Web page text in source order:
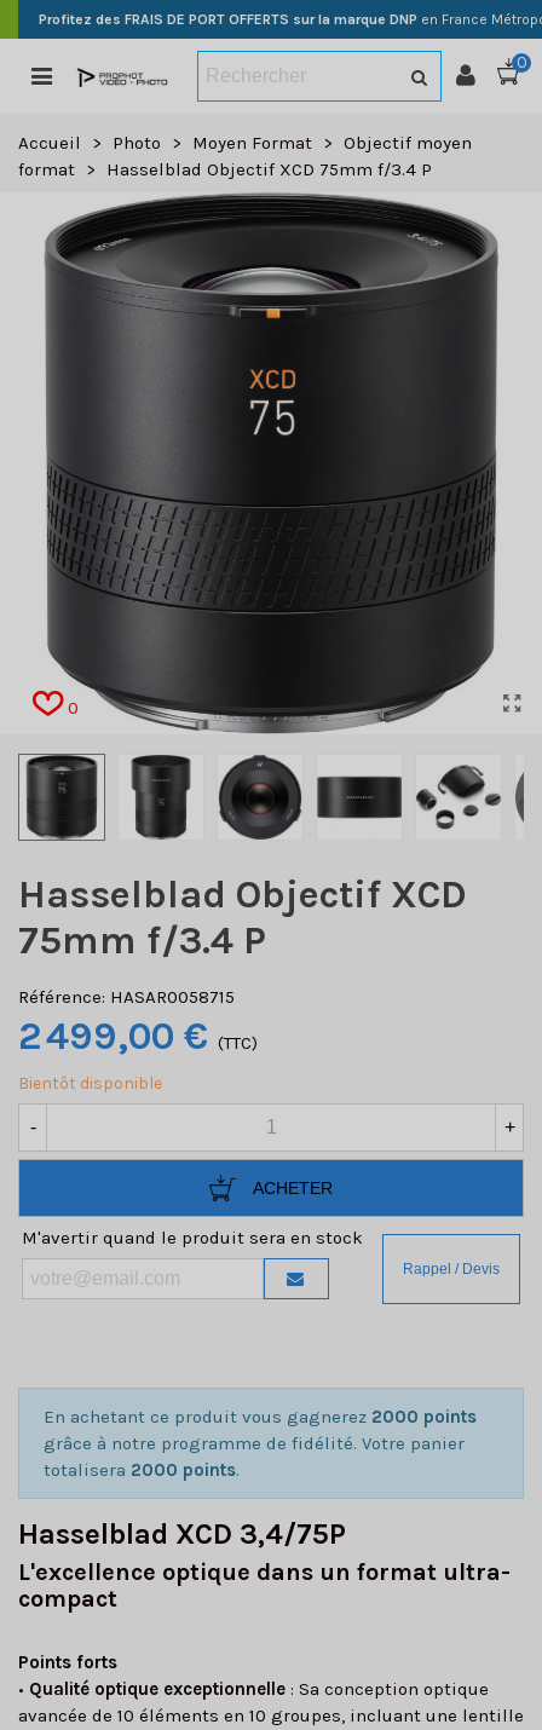
Profitez des FRAIS DE PORT OFFERTS sur la marque DNP en France
0
Accueil > Photo > Moyen Format > Objectif moyen
format > Hasselblad Objectif XCD 75mm f/3.4 P
0
Hasselblad Objectif XCD
75mm f/3.4 P
Référence: HASAR0058715
2 499,00 € (TTC)
Bientôt disponible
- +
ACHETER
M'avertir quand le produit sera en stock
En achetant ce produit vous gagnerez 2000 points
grâce à notre programme de fidélité. Votre panier
totalisera 2000 points.
Hasselblad XCD 3,4/75P
L'excellence optique dans un format ultra-
compact
Points forts
• Qualité optique exceptionnelle : Sa conception optique
avancée de 10 éléments en 10 groupes, incluant une lentille